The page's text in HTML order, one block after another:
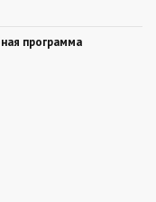
программа